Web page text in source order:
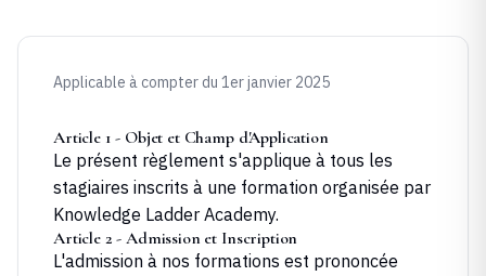
Applicable à compter du 1er janvier 2025
Article 1 - Objet et Champ d'Application
Le présent règlement s'applique à tous les
stagiaires inscrits à une formation organisée par
Knowledge Ladder Academy.
Article 2 - Admission et Inscription
L'admission à nos formations est prononcée